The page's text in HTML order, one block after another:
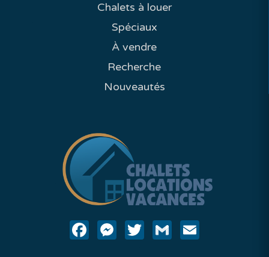
Chalets à louer
Spéciaux
À vendre
Recherche
Nouveautés
FacebookMessenger
Twitter Gmail